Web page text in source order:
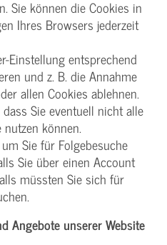
Sie können die Cookies in
Ihres Browsers jederzeit
Einstellung entsprechend
und z. B. die Annahme
allen Cookies ablehnen.
Sie eventuell nicht alle
können.
Sie für Folgebesuche
Sie über einen Account
müssten Sie sich für
Angebote unserer Website